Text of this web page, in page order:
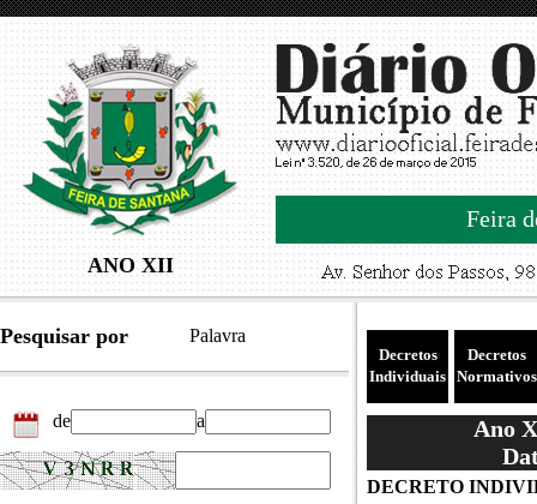
ANO XII
Feira
Pesquisar por Palavra
de a
Decretos
Individuais
Decretos
Normativos
Ano
DECRETO